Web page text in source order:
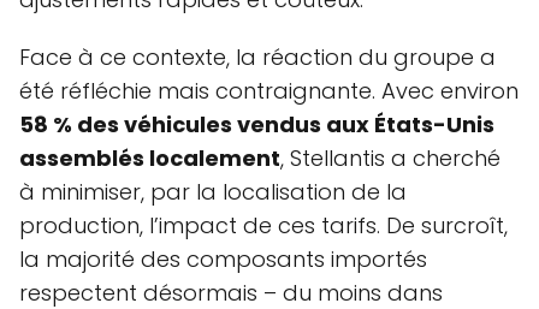
Face à ce contexte, la réaction du groupe a
été réfléchie mais contraignante. Avec environ
58 % des véhicules vendus aux États-Unis
assemblés localement, Stellantis a cherché
à minimiser, par la localisation de la
production, l’impact de ces tarifs. De surcroît,
la majorité des composants importés
respectent désormais – du moins dans